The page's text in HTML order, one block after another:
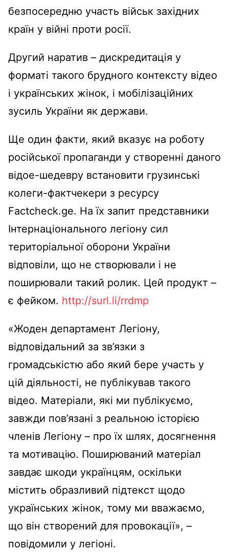
безпосередню участь військ західних
країн у війні проти росії.
Другий наратив – дискредитація у
форматі такого брудного контексту відео
і українських жінок, і мобілізаційних
зусиль України як держави.
Ще один факти, який вказує на роботу
російської пропаганди у створенні даного
відое-шедевру встановити грузинські
колеги-фактчекери з ресурсу
Factcheck.ge. На їх запит представники
Інтернаціонального легіону сил
територіальної оборони України
відповіли, що не створювали і не
поширювали такий ролик. Цей продукт –
є фейком. http://surl.li/rrdmp
«Жоден департамент Легіону,
відповідальний за зв’язки з
громадськістю або який бере участь у
цій діяльності, не публікував такого
відео. Матеріали, які ми публікуємо,
завжди пов’язані з реальною історією
членів Легіону – про їх шлях, досягнення
та мотивацію. Поширюваний матеріал
завдає шкоди українцям, оскільки
містить образливий підтекст щодо
українських жінок, тому ми вважаємо,
що він створений для провокації», –
повідомили у легіоні.